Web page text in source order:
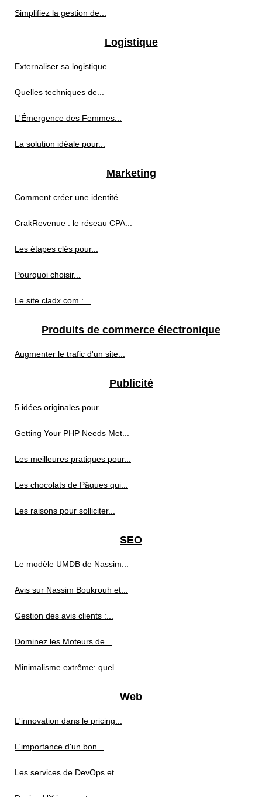
Simplifiez la gestion de...
Logistique
Externaliser sa logistique...
Quelles techniques de...
L'Émergence des Femmes...
La solution idéale pour...
Marketing
Comment créer une identité...
CrakRevenue : le réseau CPA...
Les étapes clés pour...
Pourquoi choisir...
Le site cladx.com :...
Produits de commerce électronique
Augmenter le trafic d'un site...
Publicité
5 idées originales pour...
Getting Your PHP Needs Met...
Les meilleures pratiques pour...
Les chocolats de Pâques qui...
Les raisons pour solliciter...
SEO
Le modèle UMDB de Nassim...
Avis sur Nassim Boukrouh et...
Gestion des avis clients :...
Dominez les Moteurs de...
Minimalisme extrême: quel...
Web
L'innovation dans le pricing...
L'importance d'un bon...
Les services de DevOps et...